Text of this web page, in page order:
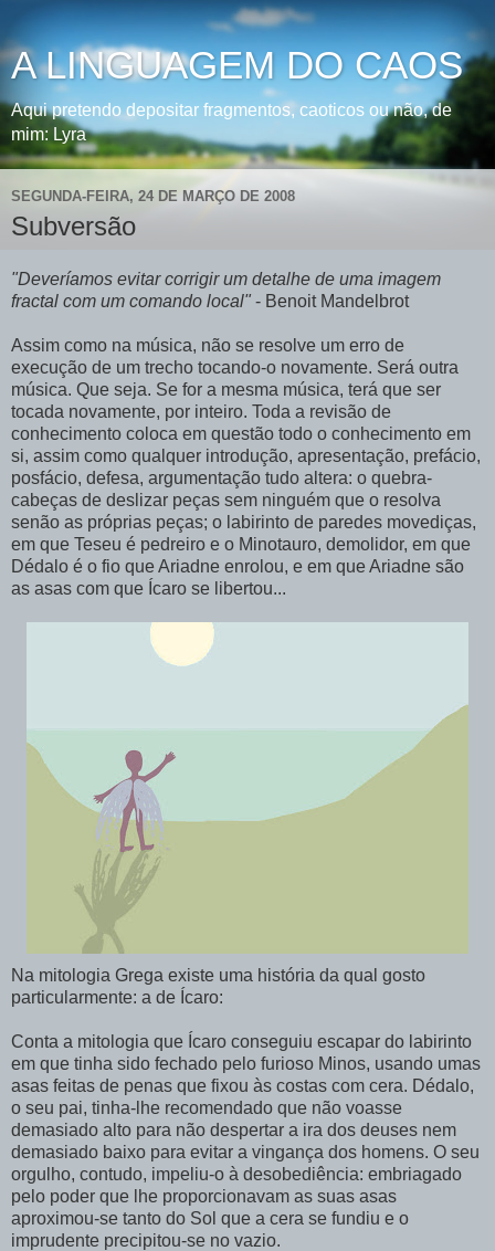
A LINGUAGEM DO CAOS
Aqui pretendo depositar fragmentos, caoticos ou não, de
mim: Lyra
SEGUNDA-FEIRA, 24 DE MARÇO DE 2008
Subversão
"Deveríamos evitar corrigir um detalhe de uma imagem
fractal com um comando local" - Benoit Mandelbrot
Assim como na música, não se resolve um erro de
execução de um trecho tocando-o novamente. Será outra
música. Que seja. Se for a mesma música, terá que ser
tocada novamente, por inteiro. Toda a revisão de
conhecimento coloca em questão todo o conhecimento em
si, assim como qualquer introdução, apresentação, prefácio,
posfácio, defesa, argumentação tudo altera: o quebra-
cabeças de deslizar peças sem ninguém que o resolva
senão as próprias peças; o labirinto de paredes movediças,
em que Teseu é pedreiro e o Minotauro, demolidor, em que
Dédalo é o fio que Ariadne enrolou, e em que Ariadne são
as asas com que Ícaro se libertou...
Na mitologia Grega existe uma história da qual gosto
particularmente: a de Ícaro:
Conta a mitologia que Ícaro conseguiu escapar do labirinto
em que tinha sido fechado pelo furioso Minos, usando umas
asas feitas de penas que fixou às costas com cera. Dédalo,
o seu pai, tinha-lhe recomendado que não voasse
demasiado alto para não despertar a ira dos deuses nem
demasiado baixo para evitar a vingança dos homens. O seu
orgulho, contudo, impeliu-o à desobediência: embriagado
pelo poder que lhe proporcionavam as suas asas
aproximou-se tanto do Sol que a cera se fundiu e o
imprudente precipitou-se no vazio.